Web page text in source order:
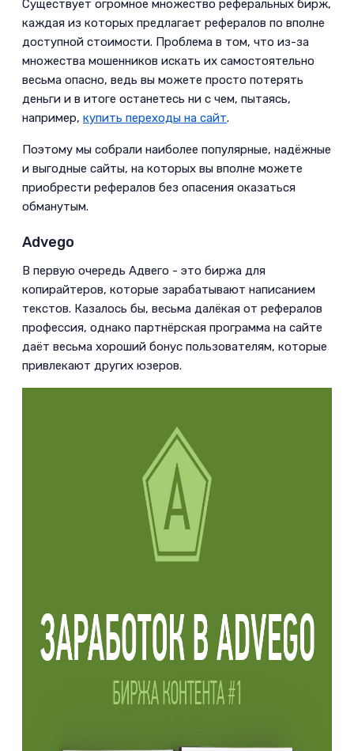
Существует огромное множество реферальных бирж,
каждая из которых предлагает рефералов по вполне
доступной стоимости. Проблема в том, что из-за
множества мошенников искать их самостоятельно
весьма опасно, ведь вы можете просто потерять
деньги и в итоге останетесь ни с чем, пытаясь,
например, купить переходы на сайт.­
Поэтому мы собрали наиболее популярные, надёжные
и выгодные сайты, на которых вы вполне можете
приобрести рефералов без опасения оказаться
обманутым.­
Advego­
В первую очередь Адвего - это биржа для
копирайтеров, которые зарабатывают написанием
текстов. Казалось бы, весьма далёкая от рефералов
профессия, однако партнёрская программа на сайте
даёт весьма хороший бонус пользователям, которые
привлекают других юзеров.­